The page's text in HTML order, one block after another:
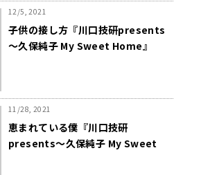
12/5, 2021
子供の接し方『川口技研presents
～久保純子 My Sweet Home』
11/28, 2021
恵まれている僕『川口技研
presents～久保純子 My Sweet